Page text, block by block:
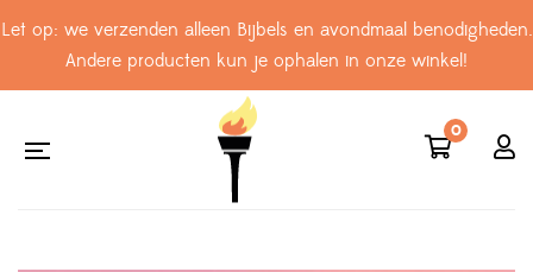
Let op: we verzenden alleen Bijbels en avondmaal benodigheden.
Andere producten kun je ophalen in onze winkel!
0